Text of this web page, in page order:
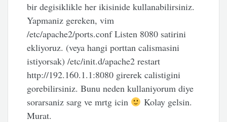
bir degisiklikle her ikisinide kullanabilirsiniz.
Yapmaniz gereken, vim
/etc/apache2/ports.conf Listen 8080 satirini
ekliyoruz. (veya hangi porttan calismasini
istiyorsak) /etc/init.d/apache2 restart
http://192.160.1.1:8080 girerek calistigini
gorebilirsiniz. Bunu neden kullaniyorum diye
sorarsaniz sarg ve mrtg icin
Kolay gelsin.
Murat.